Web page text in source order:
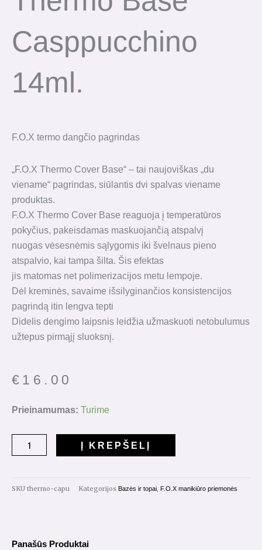
Casppucchino
14ml.
F.O.X termo dangčio pagrindas
„F.O.X Thermo Cover Base“ – tai naujoviškas „du
viename“ pagrindas, siūlantis dvi spalvas viename
produktas.
F.O.X Thermo Cover Base reaguoja į temperatūros
pokyčius, pakeisdamas maskuojančią atspalvį
nuogas vėsesnėmis sąlygomis iki švelnaus pieno
atspalvio, kai tampa šilta. Šis efektas
jis matomas net polimerizacijos metu lempoje.
Dėl kreminės, savaime išsilyginančios konsistencijos
pagrindą itin lengva tepti
Didelis dengimo laipsnis leidžia užmaskuoti netobulumus
užtepus pirmąjį sluoksnį.
€ 16.00
Prieinamumas: Turime
produkto
Base
14ml.
Į KREPŠELĮ
SKU thermo-capu Kategorijos Bazės ir topai, F.O.X manikiūro priemonės
Panašūs Produktai